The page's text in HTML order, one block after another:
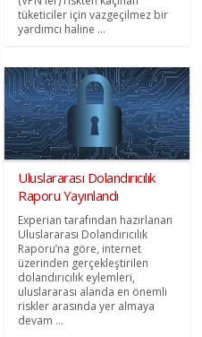
tüketiciler için vazgeçilmez bir
yardımcı haline ...
Uluslararası Dolandırıcılık
Raporu Yayınlandı
Experian tarafından hazırlanan
Uluslararası Dolandırıcılık
Raporu’na göre, internet
üzerinden gerçekleştirilen
dolandırıcılık eylemleri,
uluslararası alanda en önemli
riskler arasında yer almaya
devam ...